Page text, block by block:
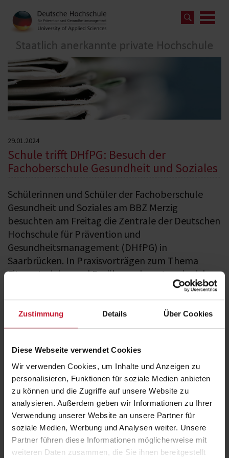
Zustimmung Details Über Cookies
Diese Webseite verwendet Cookies
Wir verwenden Cookies, um Inhalte und Anzeigen zu
personalisieren, Funktionen für soziale Medien anbieten
zu können und die Zugriffe auf unsere Website zu
analysieren. Außerdem geben wir Informationen zu Ihrer
Verwendung unserer Website an unsere Partner für
soziale Medien, Werbung und Analysen weiter. Unsere
Partner führen diese Informationen möglicherweise mit
weiteren Daten zusammen, die Sie ihnen bereitgestellt
29.01.2024
Schule trifft DHfPG: Besuch der
Fachoberschule Gesundheit und Soziales
Schülerinnen und Schüler der Fachoberschule
Gesundheit und Soziales am BBZ Merzig
besuchten am Freitag die Zentrale der Deutschen
Hochschule für Prävention und
Gesundheitsmanagement (DHfPG) in
Saarbrücken. In Praxisvorträgen zum Thema
Fitnesstraining und Ernährung konnten sie sich
einen ersten Eindruck über verschiedene Module
im Rahmen des dualen Studiums verschaffen.
Bewegungswissenschaft sowie Ernährung
Module der DHfPG.
Der Workshop wurde als Kombination aus Vorträgen und
Praxiseinheiten gestaltet:
Kurzvortrag Trainingslehre
Fitnesstraining in der Praxis
Kurzvortrag Ernährung
Im Anschluss stellte Elena Feibel vom Career Service die Hochschule
vor und die Schülerinnen und Schüler derJean-François-Boch-